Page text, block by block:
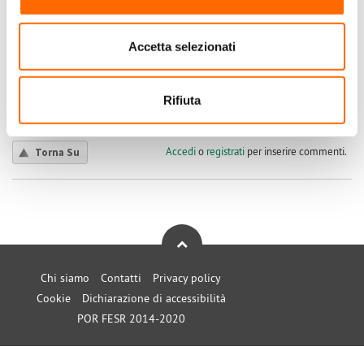
Accetta selezionati
Rifiuta
Chiocar
Usufrutto ad un figlio
Volendo dare l'usufrutto ad un figlio, cosa bisogna fare?
0
Torna Su Accedio registratiper inserire commenti.
Chi siamo Contatti
Privacy policy
Cookie
Dichiarazione di accessibilità
POR FESR 2014-2020